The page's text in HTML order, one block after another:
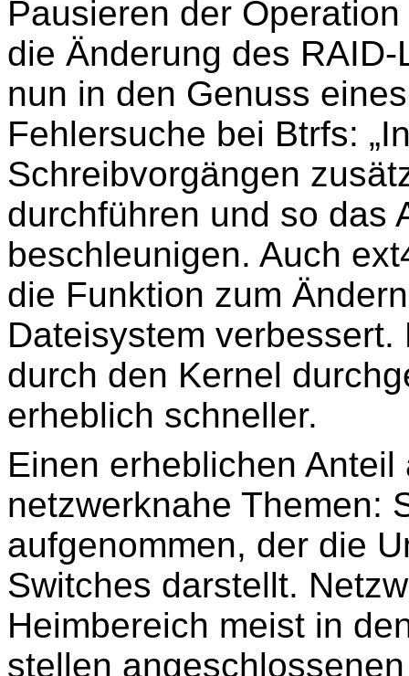
Pausieren der
die Änderung des
nun in den Genuss
Fehlersuche bei Btrfs:
Schreibvorgängen
durchführen und so das
beschleunigen. Auch
die Funktion zum
Dateisystem
durch den Kernel
erheblich schneller.
Einen erheblichen
netzwerknahe Themen:
aufgenommen, der die
Switches darstellt.
Heimbereich meist in
stellen